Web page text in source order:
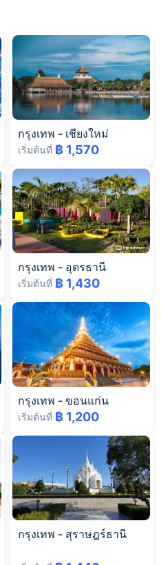
กรุงเทพ - เชียงใหม่
เริ่มต้นที่ ฿ 1,570
กรุงเทพ - อุดรธานี
เริ่มต้นที่ ฿ 1,430
กรุงเทพ - ขอนแก่น
เริ่มต้นที่ ฿ 1,200
กรุงเทพ - สุราษฎร์ธานี